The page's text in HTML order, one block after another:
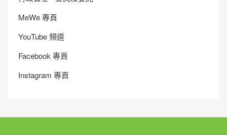
MeWe 專頁
YouTube 頻道
Facebook 專頁
Instagram 專頁